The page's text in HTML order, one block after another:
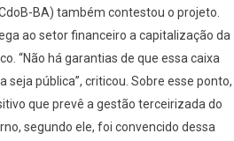
BA) também contestou o projeto.
ao setor financeiro a capitalização da
“Não há garantias de que essa caixa
seja pública”, criticou. Sobre esse ponto,
que prevê a gestão terceirizada do
segundo ele, foi convencido dessa